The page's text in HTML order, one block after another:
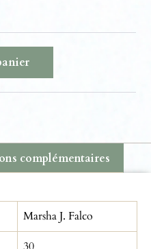
complémentaires
Marsha J. Falco